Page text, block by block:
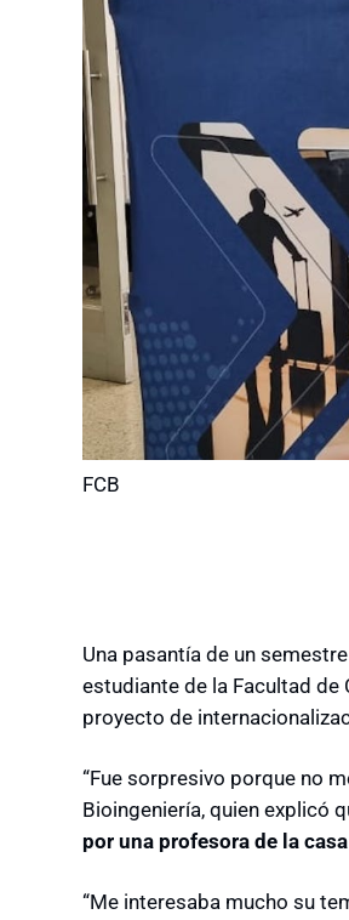
FCB
Una pasantía de un
estudiante de la Facultad de
proyecto de
“Fue sorpresivo porque no
Bioingeniería, quien explicó
por una profesora de la
“Me interesaba mucho su